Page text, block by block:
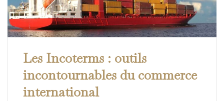
Les Incoterms : outils
incontournables du commerce
international